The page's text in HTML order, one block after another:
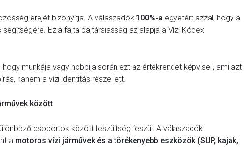
erejét bizonyítja. A válaszadók 100%-a egyetért azzal, hogy a
Ez a fajta bajtársiasság az alapja a Vízi Kódex
hogy munkája vagy hobbija során ezt az értékrendet képviseli, ami azt
hanem a vízi identitás része lett.
között
csoportok között feszültség feszül. A válaszadók
a motoros vízi járművek és a törékenyebb eszközök (SUP, kajak,